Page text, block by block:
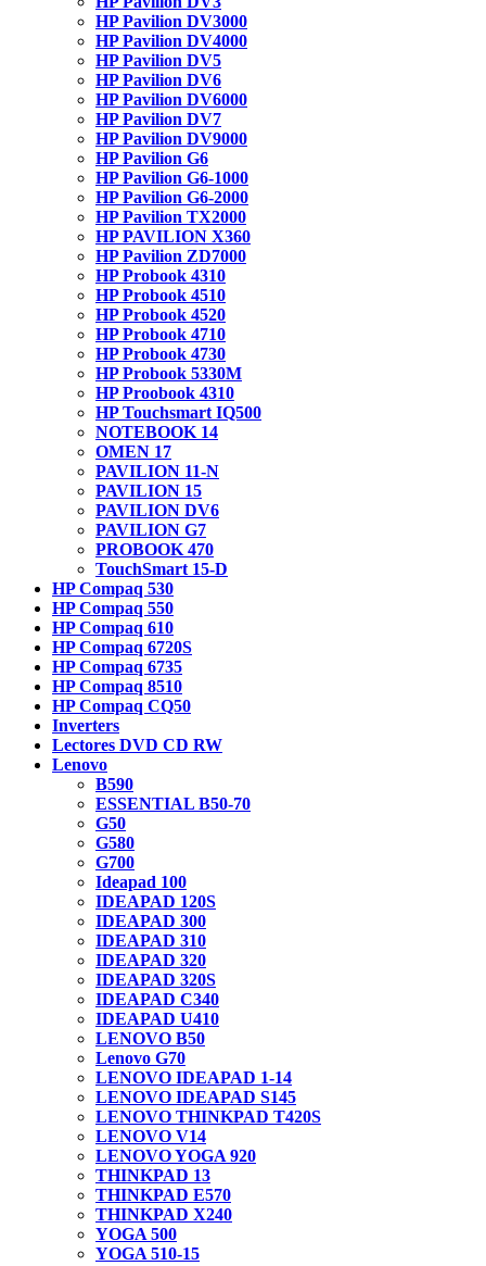
HP Pavilion DV3000
HP Pavilion DV4000
HP Pavilion DV5
HP Pavilion DV6
HP Pavilion DV6000
HP Pavilion DV7
HP Pavilion DV9000
HP Pavilion G6
HP Pavilion G6-1000
HP Pavilion G6-2000
HP Pavilion TX2000
HP PAVILION X360
HP Pavilion ZD7000
HP Probook 4310
HP Probook 4510
HP Probook 4520
HP Probook 4710
HP Probook 4730
HP Probook 5330M
HP Proobook 4310
HP Touchsmart IQ500
NOTEBOOK 14
OMEN 17
PAVILION 11-N
PAVILION 15
PAVILION DV6
PAVILION G7
PROBOOK 470
TouchSmart 15-D
HP Compaq 530
HP Compaq 550
HP Compaq 610
HP Compaq 6720S
HP Compaq 6735
HP Compaq 8510
HP Compaq CQ50
Inverters
Lectores DVD CD RW
Lenovo
B590
ESSENTIAL B50-70
G50
G580
G700
Ideapad 100
IDEAPAD 120S
IDEAPAD 300
IDEAPAD 310
IDEAPAD 320
IDEAPAD 320S
IDEAPAD C340
IDEAPAD U410
LENOVO B50
Lenovo G70
LENOVO IDEAPAD 1-14
LENOVO IDEAPAD S145
LENOVO THINKPAD T420S
LENOVO V14
LENOVO YOGA 920
THINKPAD 13
THINKPAD E570
THINKPAD X240
YOGA 500
YOGA 510-15